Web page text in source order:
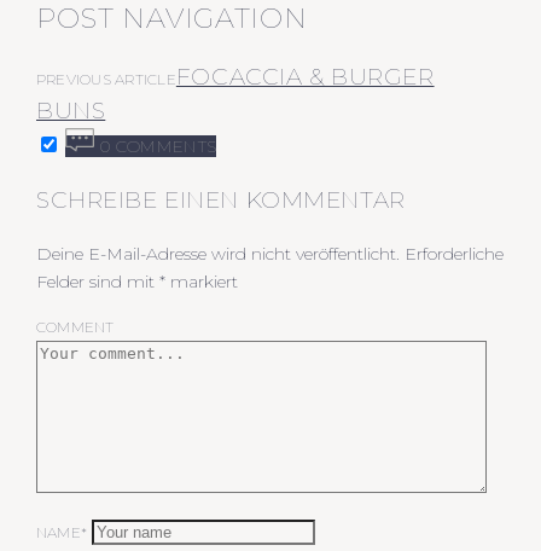
POST NAVIGATION
PREVIOUS ARTICLE FOCACCIA & BURGER
BUNS
0 COMMENTS
SCHREIBE EINEN KOMMENTAR
Deine E-Mail-Adresse wird nicht veröffentlicht. Erforderliche
Felder sind mit * markiert
COMMENT
NAME*